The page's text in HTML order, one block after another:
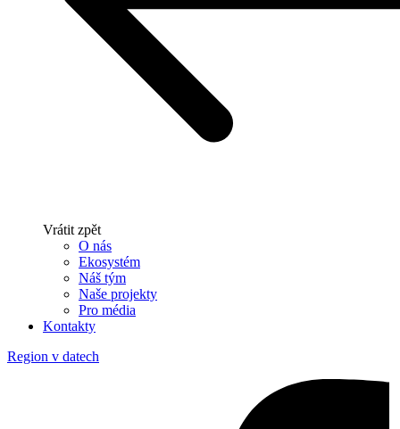
Vrátit zpět
O nás
Ekosystém
Náš tým
Naše projekty
Pro média
Kontakty
Region v datech